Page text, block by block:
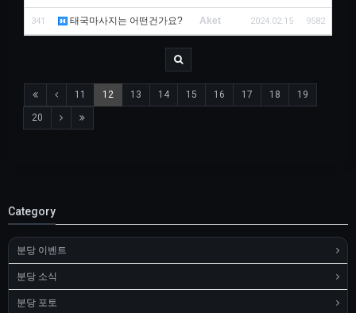
341 태국마사지는 어떤건가요? Aket 2024.02.15 9582
11 12 13 14 15 16 17 18 19
20
Category
분당 이벤트
분당 소식
분당 포토